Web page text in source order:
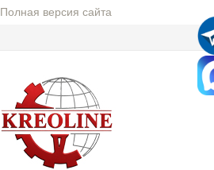
Полная версия сайта